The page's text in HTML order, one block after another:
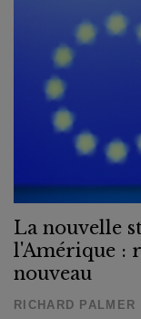
La nouvelle
l'Amérique :
nouveau
RICHARD PALMER